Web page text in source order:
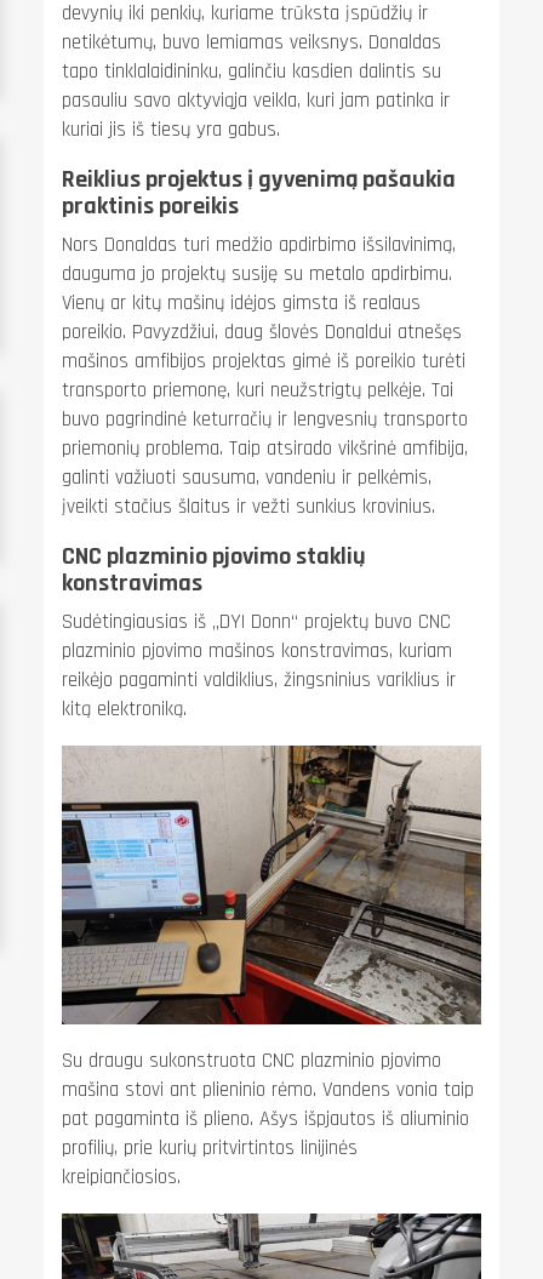
devynių iki penkių, kuriame trūksta įspūdžių ir
netikėtumų, buvo lemiamas veiksnys. Donaldas
tapo tinklalaidininku, galinčiu kasdien dalintis su
pasauliu savo aktyviąja veikla, kuri jam patinka ir
kuriai jis iš tiesų yra gabus.
Reiklius projektus į gyvenimą pašaukia
praktinis poreikis
Nors Donaldas turi medžio apdirbimo išsilavinimą,
dauguma jo projektų susiję su metalo apdirbimu.
Vienų ar kitų mašinų idėjos gimsta iš realaus
poreikio. Pavyzdžiui, daug šlovės Donaldui atnešęs
mašinos amfibijos projektas gimė iš poreikio turėti
transporto priemonę, kuri neužstrigtų pelkėje. Tai
buvo pagrindinė keturračių ir lengvesnių transporto
priemonių problema. Taip atsirado vikšrinė amfibija,
galinti važiuoti sausuma, vandeniu ir pelkėmis,
įveikti stačius šlaitus ir vežti sunkius krovinius.
CNC plazminio pjovimo staklių
konstravimas
Sudėtingiausias iš „DYI Donn“ projektų buvo CNC
plazminio pjovimo mašinos konstravimas, kuriam
reikėjo pagaminti valdiklius, žingsninius variklius ir
kitą elektroniką.
Su draugu sukonstruota CNC plazminio pjovimo
mašina stovi ant plieninio rėmo. Vandens vonia taip
pat pagaminta iš plieno. Ašys išpjautos iš aliuminio
profilių, prie kurių pritvirtintos linijinės
kreipiančiosios.